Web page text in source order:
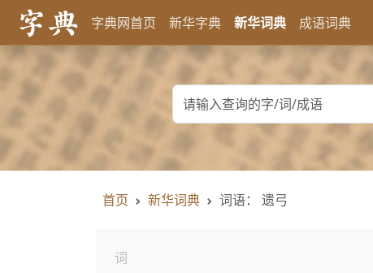
字典网首页 新华字典 新华词典 成语词典
首页 新华词典 词语： 遗弓
词